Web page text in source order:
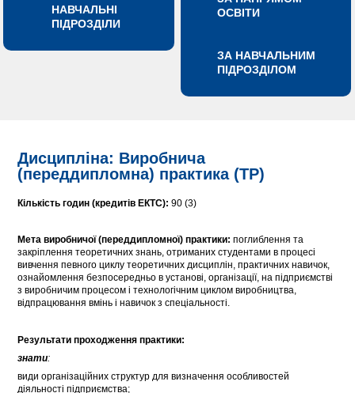
НАВЧАЛЬНІ
ПІДРОЗДІЛИ
ОСВІТИ
ЗА НАВЧАЛЬНИМ
ПІДРОЗДІЛОМ
Дисципліна: Виробнича
(переддипломна) практика (ТР)
Кількість годин (кредитів ЕКТС):90 (3)
Мета виробничої (переддипломної) практики: поглиблення та
закріплення теоретичних знань, отриманих студентами в процесі
вивчення певного циклу теоретичних дисциплін, практичних навичок,
ознайомлення безпосередньо в установі, організації, на підприємстві
з виробничим процесом і технологічним циклом виробництва,
відпрацювання вмінь і навичок з спеціальності.
Результати проходження практики:
знати:
види організаційних структур для визначення особливостей
діяльності підприємства;